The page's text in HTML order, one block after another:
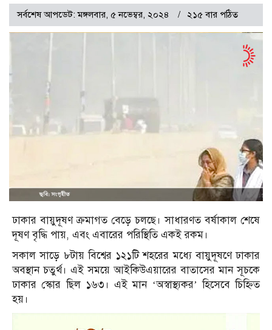
সর্বশেষ আপডেট: মঙ্গলবার, ৫ নভেম্বর, ২০২৪ ২১৫ বার পঠিত
ঢাকার বায়ুদূষণ ক্রমাগত বেড়ে চলছে। সাধারণত বর্ষাকাল শেষে
দূষণ বৃদ্ধি পায়, এবং এবারের পরিস্থিতি একই রকম।
সকাল সাড়ে ৮টায় বিশ্বের ১২১টি শহরের মধ্যে বায়ুদূষণে ঢাকার
অবস্থান চতুর্থ। এই সময়ে আইকিউএয়ারের বাতাসের মান সূচকে
ঢাকার স্কোর ছিল ১৬৩। এই মান ‘অস্বাস্থ্যকর’ হিসেবে চিহ্নিত
হয়।